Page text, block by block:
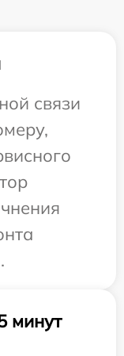
связи
минут